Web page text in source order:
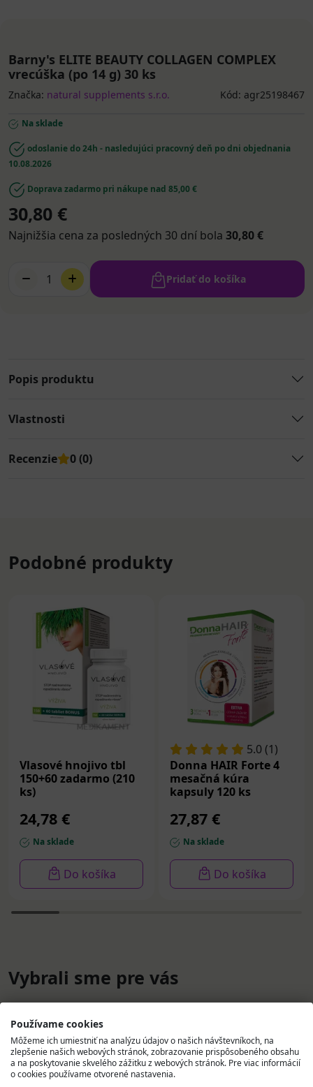
Barny's ELITE BEAUTY COLLAGEN COMPLEX
vrecúška (po 14 g) 30 ks
Značka: natural supplements s.r.o. Kód: agr25198467
Na sklade
odoslanie do 24h - nasledujúci pracovný deň po dni objednania
10.08.2026
Doprava zadarmo pri nákupe nad 85,00 €
30,80 €
Najnižšia cena za posledných 30 dní bola 30,80 €
1 Pridať do košíka
Popis produktu
Vlastnosti
Recenzie 0 (0)
Podobné produkty
Vlasové hnojivo tbl
150+60 zadarmo (210
ks)
24,78 €
Na sklade
Do košíka
5.0 (1)
Donna HAIR Forte 4
mesačná kúra
kapsuly 120 ks
27,87 €
Na sklade
Do košíka
Vybrali sme pre vás
Používame cookies
Môžeme ich umiestniť na analýzu údajov o našich návštevníkoch, na
zlepšenie našich webových stránok, zobrazovanie prispôsobeného obsahu
a na poskytovanie skvelého zážitku z webových stránok. Pre viac informácií
o cookies používame otvorené nastavenia.